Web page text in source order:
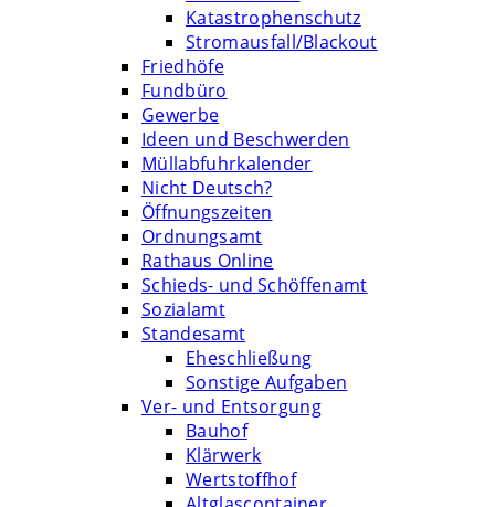
Katastrophenschutz
Stromausfall/Blackout
Friedhöfe
Fundbüro
Gewerbe
Ideen und Beschwerden
Müllabfuhrkalender
Nicht Deutsch?
Öffnungszeiten
Ordnungsamt
Rathaus Online
Schieds- und Schöffenamt
Sozialamt
Standesamt
Eheschließung
Sonstige Aufgaben
Ver- und Entsorgung
Bauhof
Klärwerk
Wertstoffhof